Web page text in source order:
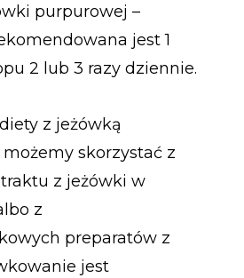
purpurowej –
jest 1
2 lub 3 razy dziennie.
z jeżówką
skorzystać z
z jeżówki w
z
preparatów z
jest